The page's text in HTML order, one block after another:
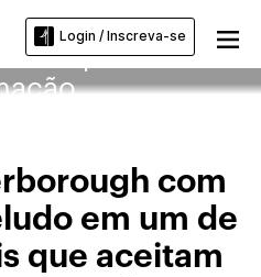
Login / Inscreva-se
que aceitam
com
em um de
que aceitam